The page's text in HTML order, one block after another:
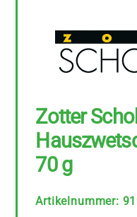
Zotter
70 g
Artikelnummer: